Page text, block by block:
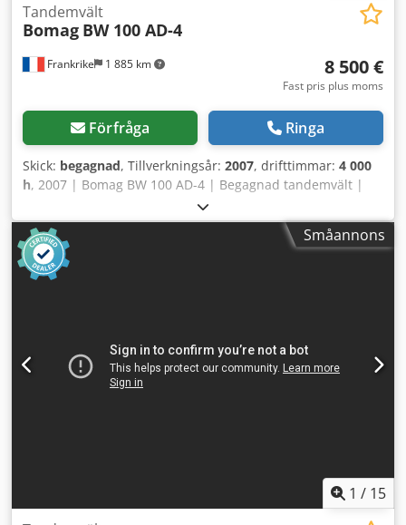
Frankrike 1 885 km
Tandemvält
Bomag BW 100 AD-4
8 500 €
Fast pris plus moms
Förfråga Ringa
Skick: begagnad, Tillverkningsår: 2007, drifttimmar: 4 000
h, 2007 | Bomag BW 100 AD-4 | Begagnad tandemvält |
4000 timmar Dsdpezim T Hofx Aareck 📍Plats: Frankrike 🚛
Leverans till din destination tillgänglig – Använd vår
fraktkalkylator för att beräkna transportkostnader! 💰 Köp
nu för 8 500 EUR eller lämna ett bud. Betalning vid
leverans tillgänglig mot en låg avgift (under förbehåll för
i gott skick. Räkneverket har bytts ut, så de angivna 200
timmarna är inte korrekta, men allt är i ordning och det
finns inget att anmärka på. 📄 Vill du se hela
direkt till arbetsplatsen ✔ Pengarna-tillbaka-garanti ✔
Säkra och flexibla betalningsalternativ 🔄 Överväger du
Småannons
1 / 15